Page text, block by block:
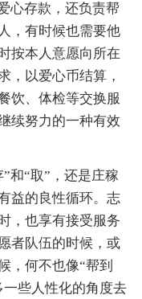
心存款，还负责帮
，有时候也需要他
按本人意愿向所在
以爱心币结算，
饮、体检等交换服
续努力的一种有效
和“取”，还是庄稼
益的良性循环。志
，也享有接受服务
者队伍的时候，或
，何不也像“帮到
些人性化的角度去